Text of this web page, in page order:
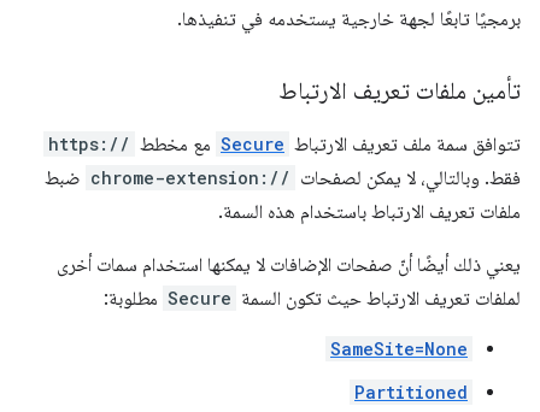
برمجيًا تابعًا لجهة خارجية يستخدمه في تنفيذها.
تأمين ملفات تعريف الارتباط
تتوافق سمة ملف تعريف الارتباط Secure مع مخطط https://
فقط. وبالتالي، لا يمكن لصفحات chrome-extension:// ضبط
ملفات تعريف الارتباط باستخدام هذه السمة.
يعني ذلك أيضًا أنّ صفحات الإضافات لا يمكنها استخدام سمات أخرى
لملفات تعريف الارتباط حيث تكون السمة Secure مطلوبة:
SameSite=None
Partitioned